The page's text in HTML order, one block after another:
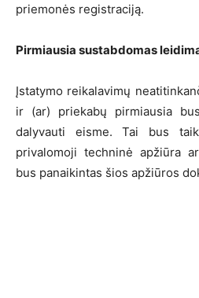
priemonės registraciją.
Pirmiausia sustabdomas
Įstatymo reikalavimų
ir (ar) priekabų pirmiausia
dalyvauti eisme. Tai bus
privalomoji techninė apžiūra
bus panaikintas šios apžiūros